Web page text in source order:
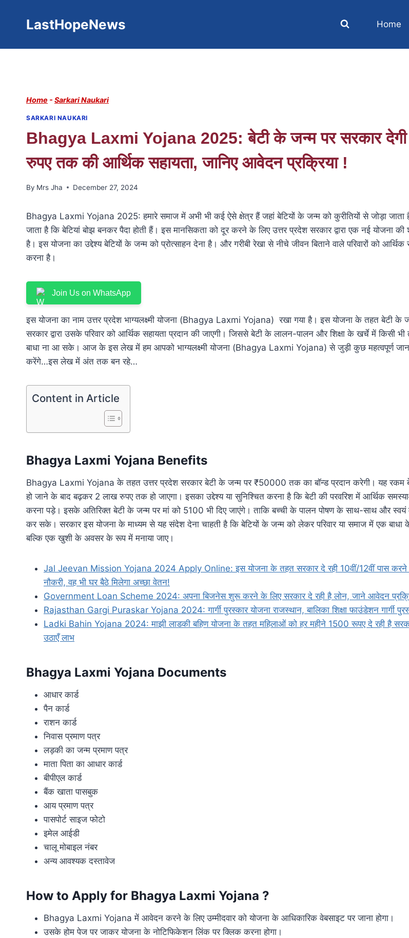
LastHopeNews Home
Home - Sarkari Naukari
SARKARI NAUKARI
Bhagya Laxmi Yojana 2025: बेटी के जन्म पर सरकार
रुपए तक की आर्थिक सहायता, जानिए आवेदन प्रक्रिया !
By Mrs Jha December 27, 2024
Bhagya Laxmi Yojana 2025: हमारे समाज में अभी भी कई ऐसे क्षेत्र हैं जहां बेटियों के जन्म को कुरीतियों से जोड़ा जाता
जाता है कि बेटियां बोझ बनकर पैदा होती हैं। इस मानसिकता को दूर करने के लिए उत्तर प्रदेश सरकार द्वारा एक नई योजना
है। इस योजना का उद्देश्य बेटियों के जन्म को प्रोत्साहन देना है। और गरीबी रेखा से नीचे जीवन बिताने वाले परिवारों को आर्थिक
करना है।
Join Us on WhatsApp
इस योजना का नाम उत्तर प्रदेश भाग्यलक्ष्मी योजना (Bhagya Laxmi Yojana) रखा गया है। इस योजना के तहत बेटी के
सरकार द्वारा उसके परिवार को आर्थिक सहायता प्रदान की जाएगी। जिससे बेटी के लालन-पालन और शिक्षा के खर्चे में किसी
बाधा ना आ सके। आज के इस लेख में हम आपको भाग्यलक्ष्मी योजना (Bhagya Laxmi Yojana) से जुड़ी कुछ महत्वपूर्ण
करेंगे…इस लेख में अंत तक बन रहे…
Content in Article
Bhagya Laxmi Yojana Benefits
Bhagya Laxmi Yojana के तहत उत्तर प्रदेश सरकार बेटी के जन्म पर ₹50000 तक का बॉन्ड प्रदान करेगी। यह रकम
हो जाने के बाद बढ़कर 2 लाख रुपए तक हो जाएगा। इसका उद्देश्य या सुनिश्चित करना है कि बेटी की परवरिश में आर्थिक
करना पड़े। इसके अतिरिक्त बेटी के जन्म पर मां को 5100 भी दिए जाएंगे। ताकि बच्ची के पालन पोषण के साथ-साथ और
कर सके। सरकार इस योजना के माध्यम से यह संदेश देना चाहती है कि बेटियों के जन्म को लेकर परिवार या समाज में एक बाधा
बल्कि एक खुशी के अवसर के रूप में मनाया जाए।
Jal Jeevan Mission Yojana 2024 Apply Online: इस योजना के तहत सरकार दे रही 10वीं/12वीं पास करने
नौकरी, वह भी घर बैठे मिलेगा अच्छा वेतन!
Government Loan Scheme 2024: अपना बिजनेस शुरू करने के लिए सरकार दे रही है लोन, जाने आवेदन
Rajasthan Gargi Puraskar Yojana 2024: गार्गी पुरस्कार योजना राजस्थान, बालिका शिक्षा फाउंडेशन गार्गी
Ladki Bahin Yojana 2024: माझी लाडकी बहिण योजना के तहत महिलाओं को हर महीने 1500 रूपए दे रही है
उठाएँ लाभ
Bhagya Laxmi Yojana Documents
आधार कार्ड
पैन कार्ड
राशन कार्ड
निवास प्रमाण पत्र
लड़की का जन्म प्रमाण पत्र
माता पिता का आधार कार्ड
बीपीएल कार्ड
बैंक खाता पासबुक
आय प्रमाण पत्र
पासपोर्ट साइज फोटो
इमेल आईडी
चालू मोबाइल नंबर
अन्य आवश्यक दस्तावेज
How to Apply for Bhagya Laxmi Yojana ?
Bhagya Laxmi Yojana में आवेदन करने के लिए उम्मीदवार को योजना के आधिकारिक वेबसाइट पर जाना होगा।
उसके होम पेज पर जाकर योजना के नोटिफिकेशन लिंक पर क्लिक करना होगा।